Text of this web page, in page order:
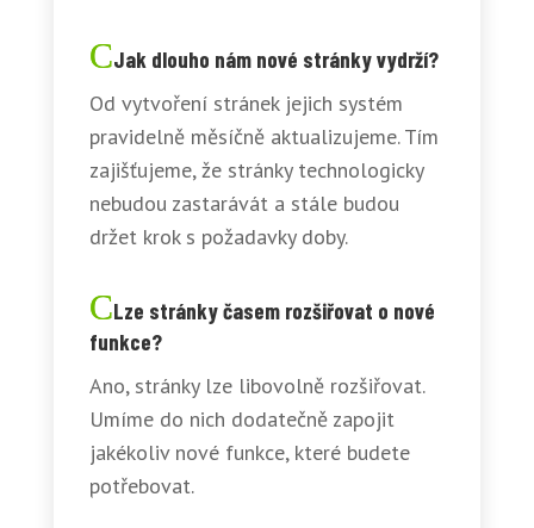
Jak dlouho nám nové stránky vydrží?
Od vytvoření stránek jejich systém
pravidelně měsíčně aktualizujeme. Tím
zajišťujeme, že stránky technologicky
nebudou zastarávát a stále budou
držet krok s požadavky doby.
Lze stránky časem rozšiřovat o nové
funkce?
Ano, stránky lze libovolně rozšiřovat.
Umíme do nich dodatečně zapojit
jakékoliv nové funkce, které budete
potřebovat.